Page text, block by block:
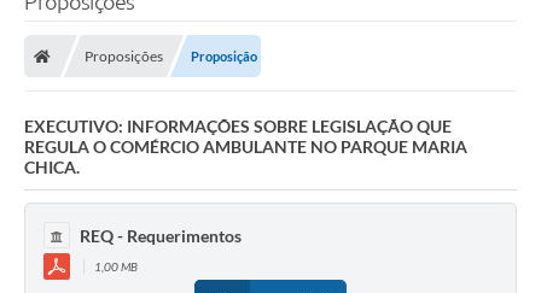
Proposições Proposição
EXECUTIVO: INFORMAÇÕES SOBRE LEGISLAÇÃO QUE
REGULA O COMÉRCIO AMBULANTE NO PARQUE MARIA
CHICA.
REQ - Requerimentos
1,00 MB